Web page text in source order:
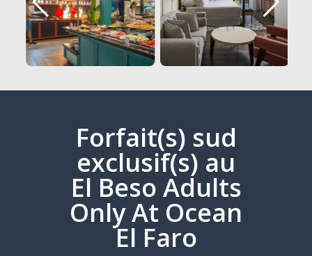
Forfait(s) sud
exclusif(s) au
El Beso Adults
Only At Ocean
El Faro